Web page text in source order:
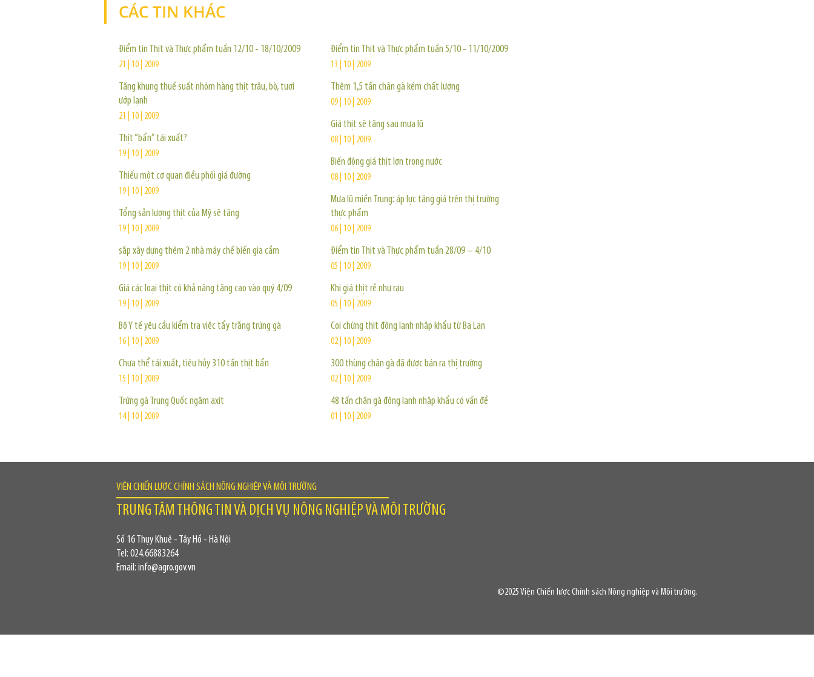
CÁC TIN KHÁC
Điểm tin Thịt và Thực phẩm tuần 12/10 - 18/10/2009
21 | 10 | 2009
Tăng khung thuế suất nhóm hàng thịt trâu, bò, tươi
ướp lạnh
21 | 10 | 2009
Thịt “bẩn” tái xuất?
19 | 10 | 2009
Thiếu một cơ quan điều phối giá đường
19 | 10 | 2009
Tổng sản lượng thịt của Mỹ sẽ tăng
19 | 10 | 2009
sắp xây dựng thêm 2 nhà máy chế biến gia cầm
19 | 10 | 2009
Giá các loại thịt có khả năng tăng cao vào quý 4/09
19 | 10 | 2009
Bộ Y tế yêu cầu kiểm tra việc tẩy trắng trứng gà
16 | 10 | 2009
Chưa thể tái xuất, tiêu hủy 310 tấn thịt bẩn
15 | 10 | 2009
Trứng gà Trung Quốc ngâm axít
14 | 10 | 2009
Điểm tin Thịt và Thực phẩm tuần 5/10 - 11/10/2009
13 | 10 | 2009
Thêm 1,5 tấn chân gà kém chất lượng
09 | 10 | 2009
Giá thịt sẽ tăng sau mưa lũ
08 | 10 | 2009
Biến động giá thịt lợn trong nước
08 | 10 | 2009
Mưa lũ miền Trung: áp lực tăng giá trên thị trường
thực phẩm
06 | 10 | 2009
Điểm tin Thịt và Thực phẩm tuần 28/09 – 4/10
05 | 10 | 2009
Khi giá thịt rẻ như rau
05 | 10 | 2009
Coi chừng thịt đông lạnh nhập khẩu từ Ba Lan
02 | 10 | 2009
300 thùng chân gà đã được bán ra thị trường
02 | 10 | 2009
48 tấn chân gà đông lạnh nhập khẩu có vấn đề
01 | 10 | 2009
VIỆN CHIẾN LƯỢC CHÍNH SÁCH NÔNG NGHIỆP VÀ MÔI TRƯỜNG
TRUNG TÂM THÔNG TIN VÀ DỊCH VỤ NÔNG NGHIỆP VÀ MÔI TRƯỜNG
Số 16 Thụy Khuê - Tây Hồ - Hà Nội
Tel: 024.66883264
Email: info@agro.gov.vn
©2025 Viện Chiến lược Chính sách Nông nghiệp và Môi trường.